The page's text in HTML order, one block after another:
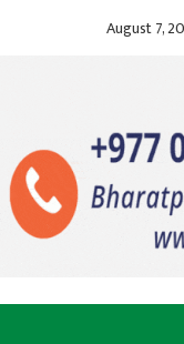
August 7,